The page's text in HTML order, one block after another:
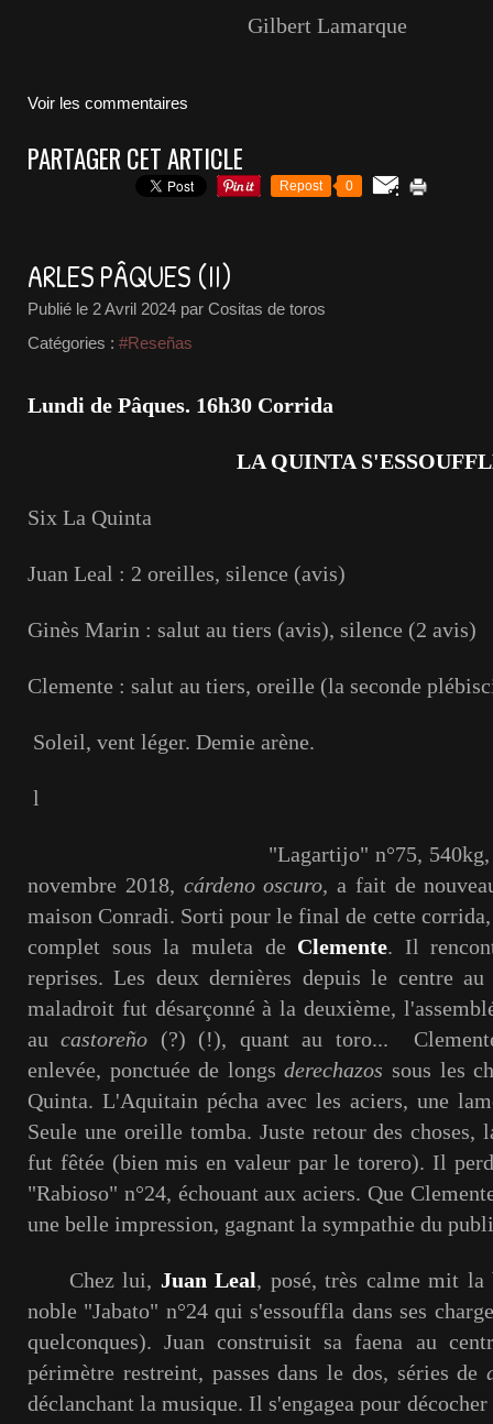
Gilbert Lamarque
Voir les commentaires
PARTAGER CET ARTICLE
Repost 0
ARLES PÂQUES (II)
Publié le 2 Avril 2024 par Cositas de toros
Catégories : #Reseñas
Lundi de Pâques. 16h30 Corrida
LA QUINTA
Six La Quinta
Juan Leal : 2 oreilles, silence (avis)
Ginès Marin : salut au tiers (avis), silence (2 avis)
Clemente : salut au tiers, oreille (la seconde
Soleil, vent léger. Demie arène.
l
"Lagartijo" n°75, 540kg, ( hors
novembre 2018, cárdeno oscuro, a fait de
maison Conradi. Sorti pour le final de cette
complet sous la muleta de Clemente. Il
reprises. Les deux dernières depuis le centre
maladroit fut désarçonné à la deuxième,
au castoreño (?) (!), quant au toro...
enlevée, ponctuée de longsderechazos sous les
Quinta. L'Aquitain pécha avec les aciers, une
Seule une oreille tomba. Juste retour des
fut fêtée (bien mis en valeur par le torero). Il
"Rabioso" n°24, échouant aux aciers. Que
une belle impression, gagnant la sympathie du
Chez lui, Juan Leal, posé, très calme mit la
noble "Jabato" n°24 qui s'essouffla dans ses
quelconques). Juan construisit sa faena au
périmètre restreint, passes dans le dos, séries de
déclanchant la musique. Il s'engagea pour